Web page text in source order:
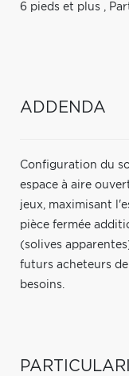
6 pieds et plus ,
ADDENDA
Configuration du
espace à aire
jeux, maximisant
pièce fermée
(solives
futurs acheteurs
besoins.